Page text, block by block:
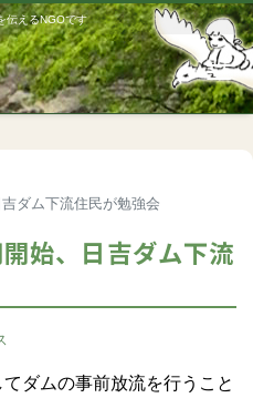
伝えるNGOです
ダム下流住民が勉強会
始、日吉ダム下流
ダムの事前放流を行うこと